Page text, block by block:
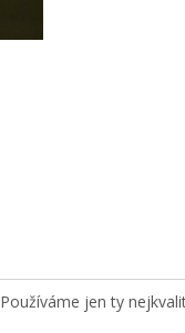
Používáme jen ty